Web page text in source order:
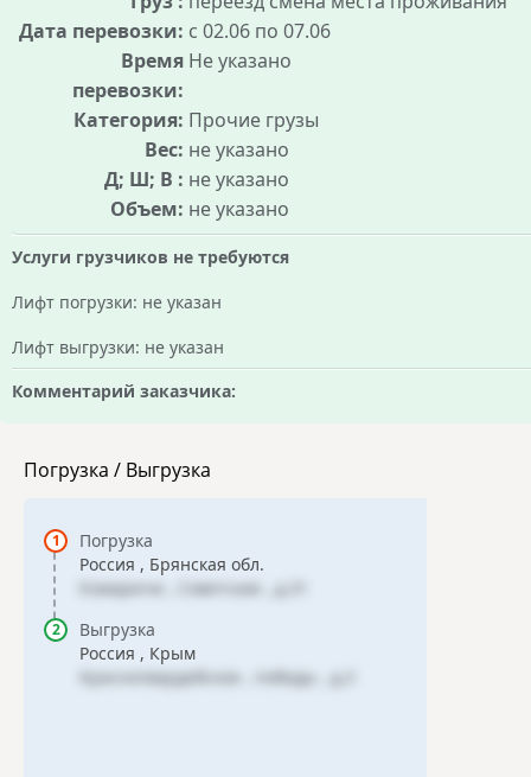
Дата перевозки: с 02.06 по 07.06
Время
перевозки:
Не указано
Категория: Прочие грузы
Вес: не указано
Д; Ш; В : не указано
Объем: не указано
Услуги грузчиков не требуются
Лифт погрузки: не указан
Лифт выгрузки: не указан
Комментарий заказчика:
Погрузка / Выгрузка
Погрузка
Россия , Брянская обл.
Комаричи , Советская , д.31
Выгрузка
Россия , Крым
Красногвардейское , победы , д.3